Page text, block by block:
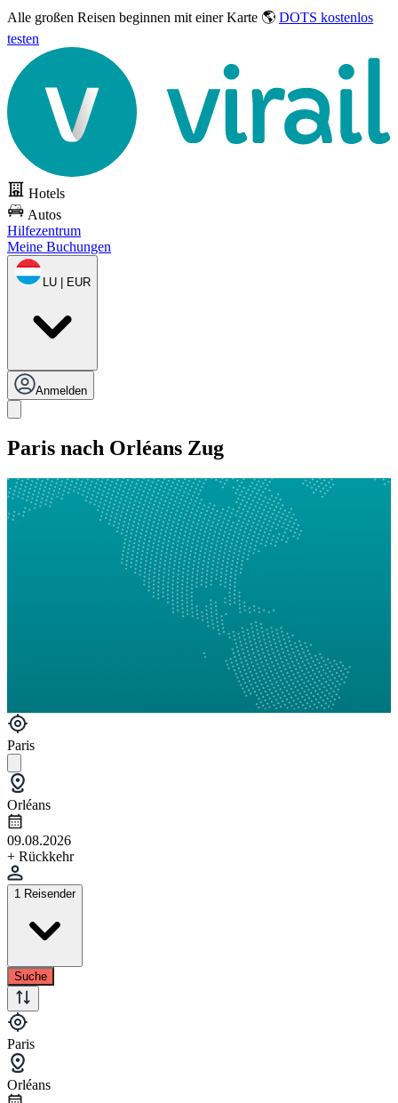
Alle großen Reisen beginnen mit einer Karte 🌎 DOTS kostenlos
testen
Hotels
Autos
Hilfezentrum
Meine Buchungen
LU | EUR
Anmelden
Paris nach Orléans Zug
Paris
Orléans
09.08.2026
+ Rückkehr
1 Reisender
Suche
Paris
Orléans